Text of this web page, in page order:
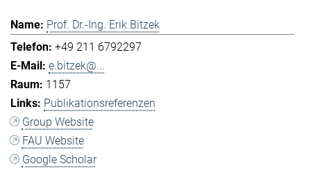
Prof. Dr.-Ing. Erik Bitzek
+49 211 6792297
e.bitzek@...
1157
Publikationsreferenzen
Group Website
FAU Website
Google Scholar